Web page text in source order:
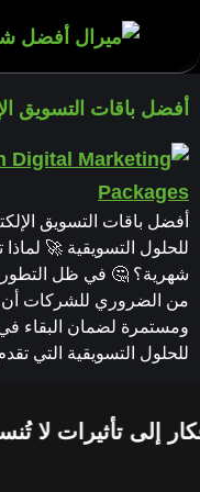
أفضل باقات التسويق
أفضل باقات التسويق
للحلول التسويقية 🚀
شهرية؟ 🤔 في ظل التطور
من الضروري للشركات أن
ومستمرة لضمان البقاء في
للحلول التسويقية التي
إلى تأثيرات لا